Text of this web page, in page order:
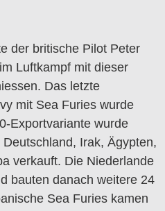
der britische Pilot Peter
Luftkampf mit dieser
Das letzte
mit Sea Furies wurde
Exportvariante wurde
Irak, Ägypten,
verkauft. Die Niederlande
bauten danach weitere 24
Sea Furies kamen